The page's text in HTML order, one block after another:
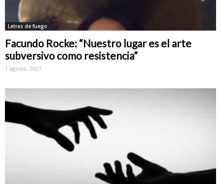
Letras de fuego
Facundo Rocke: “Nuestro lugar es el arte
subversivo como resistencia”
1 agosto, 2021